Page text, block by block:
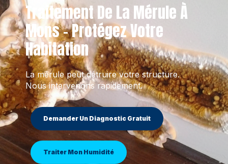
Traitement De La Mérule À
Mons – Protégez Votre
Habitation
La mérule peut détruire votre structure.
Nous intervenons rapidement.
Demander Un Diagnostic Gratuit
Traiter Mon Humidité